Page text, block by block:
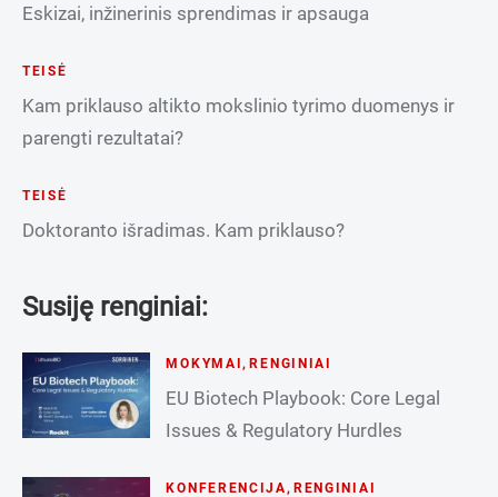
Eskizai, inžinerinis sprendimas ir apsauga
TEISĖ
Kam priklauso altikto mokslinio tyrimo duomenys ir
parengti rezultatai?
TEISĖ
Doktoranto išradimas. Kam priklauso?
Susiję renginiai:
MOKYMAI ,RENGINIAI
EU Biotech Playbook: Core Legal
Issues & Regulatory Hurdles
KONFERENCIJA , RENGINIAI